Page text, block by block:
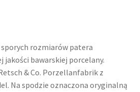
rozmiarów patera
jakości bawarskiej porcelany.
& Co. Porzellanfabrik z
Na spodzie oznaczona oryginalną